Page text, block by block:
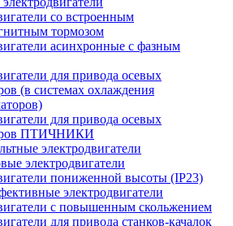
со встроенным
тормозом
асинхронные с фазным
для привода осевых
(в системах охлаждения
для привода осевых
ПТИЧНИКИ
электродвигатели
электродвигатели
пониженной высоты (IP23)
электродвигатели
с повышенным скольжением
для привода станков-качалок